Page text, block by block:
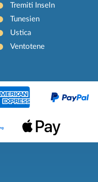
Tremiti Inseln
Tunesien
Ustica
Ventotene